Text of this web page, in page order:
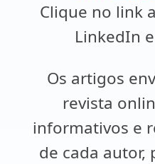
Clique no link
LinkedIn
Os artigos
revista
informativos e
de cada